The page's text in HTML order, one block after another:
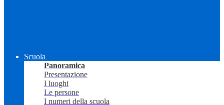
Scuola
Panoramica
Presentazione
I luoghi
Le persone
I numeri della scuola